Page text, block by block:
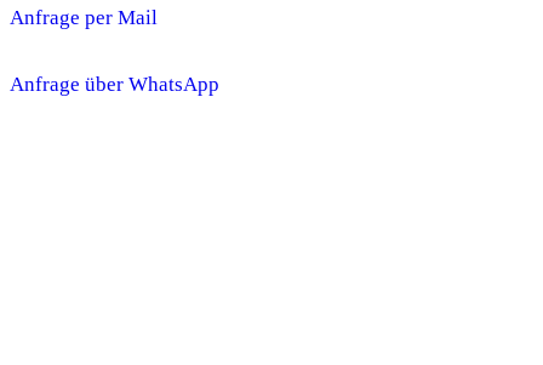
Anfrage per Mail
Anfrage über WhatsApp